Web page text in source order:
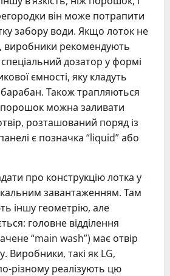
він може потрапити
забору води. Якщо лоток не
виробники рекомендують
дозатор у формі
ємності, яку кладуть
Також трапляються
порошок можна заливати
розташований поряд із
є позначка “liquid” або
про конструкцію лотка у
завантаженням. Там
іншу геометрію, але
головне відділення
“main wash”) має отвір
Виробники, такі як LG,
різному реалізують цю